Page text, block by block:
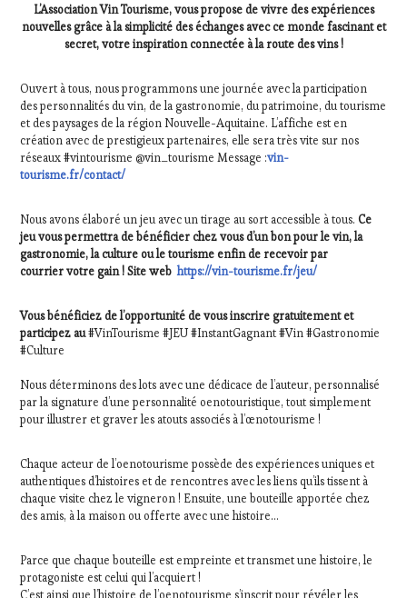
L’Association Vin Tourisme, vous propose de vivre des expériences
nouvelles grâce à la simplicité des échanges avec ce monde fascinant et
secret, votre inspiration connectée à la route des vins !
Ouvert à tous, nous programmons une journée avec la participation
des personnalités du vin, de la gastronomie, du patrimoine, du tourisme
et des paysages de la région Nouvelle-Aquitaine. L’affiche est en
création avec de prestigieux partenaires, elle sera très vite sur nos
réseaux #vintourisme @vin_tourisme Message :vin-
tourisme.fr/contact/
Nous avons élaboré un jeu avec un tirage au sort accessible à tous.Ce
jeu vous permettra de bénéficier chez vous d’un bon pour le vin, la
gastronomie, la culture ou le tourisme enfin de recevoir par
courrier votre gain ! Site webhttps://vin-tourisme.fr/jeu/
Vous bénéficiez de l’opportunité de vous inscrire gratuitement et
participez au#VinTourisme #JEU #InstantGagnant #Vin #Gastronomie
#Culture
Nous déterminons des lots avec une dédicace de l’auteur, personnalisé
par la signature d’une personnalité oenotouristique, tout simplement
pour illustrer et graver les atouts associés à l’œnotourisme !
Chaque acteur de l’oenotourisme possède des expériences uniques et
authentiques d’histoires et de rencontres avec les liens qu’ils tissent à
chaque visite chez le vigneron ! Ensuite, une bouteille apportée chez
des amis, à la maison ou offerte avec une histoire…
Parce que chaque bouteille est empreinte et transmet une histoire, le
protagoniste est celui qui l’acquiert !
C’est ainsi que l’histoire de l’oenotourisme s’inscrit pour révéler les